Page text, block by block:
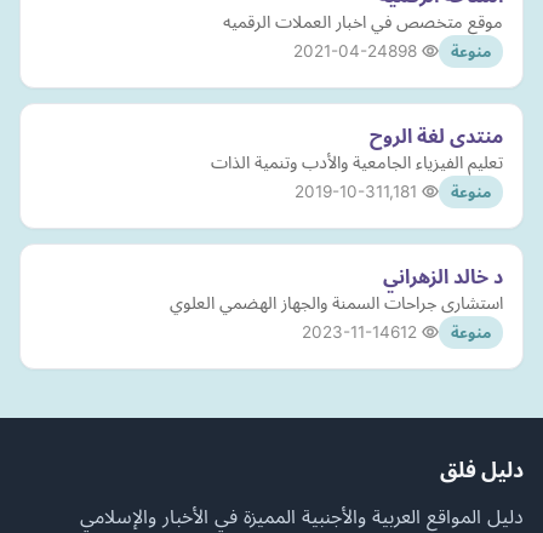
موقع متخصص في اخبار العملات الرقميه
منوعة 2021-04-24
منتدى لغة الروح
تعليم الفيزياء الجامعية والأدب وتنمية الذات
منوعة 2019-10-31
د خالد الزهراني
استشارى جراحات السمنة والجهاز الهضمي العلوي
منوعة 2023-11-14
دليل فلق
دليل المواقع العربية والأجنبية المميزة في الأخبار والإسلامي